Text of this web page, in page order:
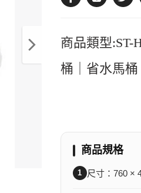
商品類型:ST-
桶｜省水馬
商品規格
1 尺寸：760 ×